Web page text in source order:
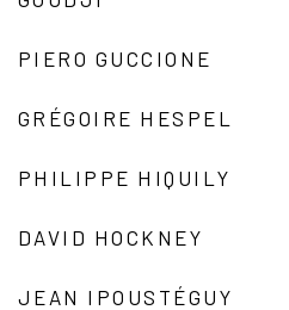
PIERO GUCCIONE
GRÉGOIRE HESPEL
PHILIPPE HIQUILY
DAVID HOCKNEY
JEAN IPOUSTÉGUY